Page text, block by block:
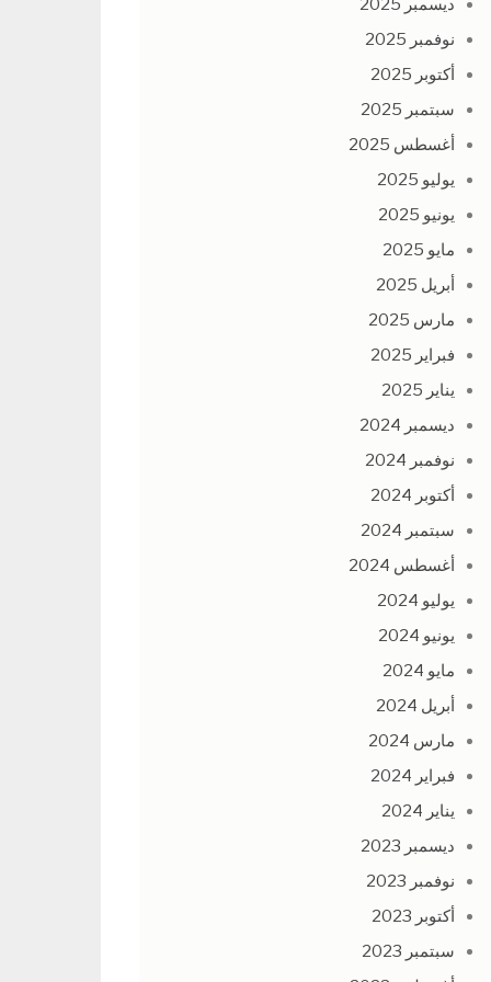
ديسمبر 2025
نوفمبر 2025
أكتوبر 2025
سبتمبر 2025
أغسطس 2025
يوليو 2025
يونيو 2025
مايو 2025
أبريل 2025
مارس 2025
فبراير 2025
يناير 2025
ديسمبر 2024
نوفمبر 2024
أكتوبر 2024
سبتمبر 2024
أغسطس 2024
يوليو 2024
يونيو 2024
مايو 2024
أبريل 2024
مارس 2024
فبراير 2024
يناير 2024
ديسمبر 2023
نوفمبر 2023
أكتوبر 2023
سبتمبر 2023